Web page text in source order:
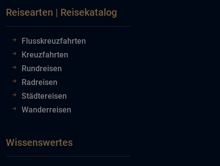
Reisearten | Reisekatalog
Flusskreuzfahrten
Kreuzfahrten
Rundreisen
Radreisen
Städtereisen
Wanderreisen
Wissenswertes